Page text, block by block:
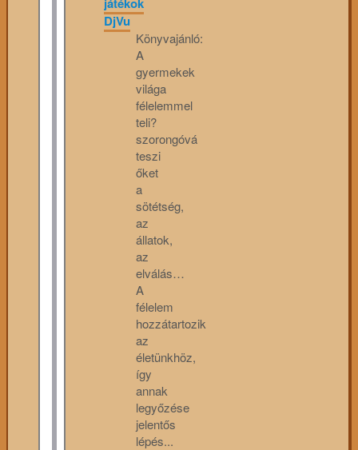
DjVu
Könyvajánló:
A
gyermekek
világa
félelemmel
teli?
szorongóvá
teszi
őket
a
sötétség,
az
állatok,
az
elválás…
A
félelem
hozzátartozik
az
életünkhöz,
így
annak
legyőzése
jelentős
lépés...